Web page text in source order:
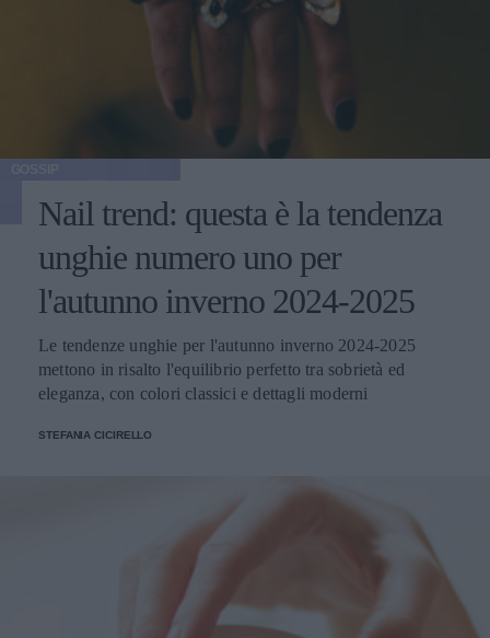
Nail trend: questa è la tendenza
unghie numero uno per
l'autunno inverno 2024-2025
Le tendenze unghie per l'autunno inverno 2024-2025
mettono in risalto l'equilibrio perfetto tra sobrietà ed
eleganza, con colori classici e dettagli moderni
STEFANIA CICIRELLO